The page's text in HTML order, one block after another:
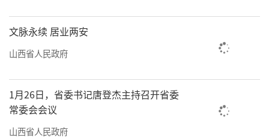
文脉永续 居业两安
山西省人民政府
1月26日，省委书记唐登杰主持召开省委
常委会会议
山西省人民政府